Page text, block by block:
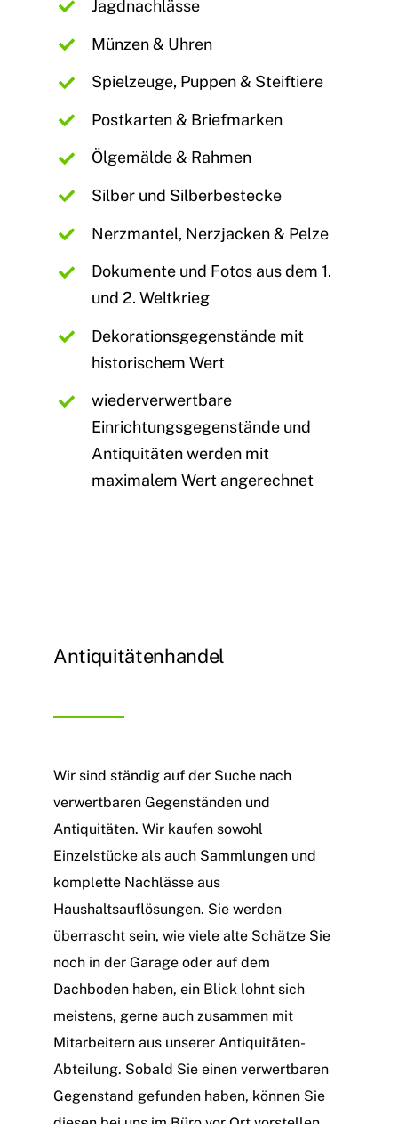
Jagdnachlässe
Münzen & Uhren
Spielzeuge, Puppen & Steiftiere
Postkarten & Briefmarken
Ölgemälde & Rahmen
Silber und Silberbestecke
Nerzmantel, Nerzjacken & Pelze
Dokumente und Fotos aus dem 1.
und 2. Weltkrieg
Dekorationsgegenstände mit
historischem Wert
wiederverwertbare
Einrichtungsgegenstände und
Antiquitäten werden mit
maximalem Wert angerechnet
Antiquitätenhandel
Wir sind ständig auf der Suche nach
verwertbaren Gegenständen und
Antiquitäten. Wir kaufen sowohl
Einzelstücke als auch Sammlungen und
komplette Nachlässe aus
Haushaltsauflösungen. Sie werden
überrascht sein, wie viele alte Schätze Sie
noch in der Garage oder auf dem
Dachboden haben, ein Blick lohnt sich
meistens, gerne auch zusammen mit
Mitarbeitern aus unserer Antiquitäten-
Abteilung. Sobald Sie einen verwertbaren
Gegenstand gefunden haben, können Sie